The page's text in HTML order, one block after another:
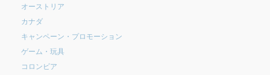
オーストリア
カナダ
キャンペーン・プロモーション
ゲーム・玩具
コロンビア